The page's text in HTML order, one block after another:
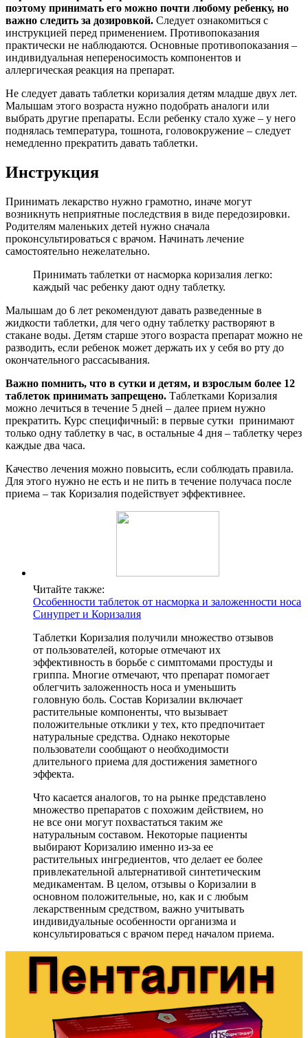
поэтому принимать его можно почти любому ребенку, но
важно следить за дозировкой. Следует ознакомиться с
инструкцией перед применением. Противопоказания
практически не наблюдаются. Основные противопоказания –
индивидуальная непереносимость компонентов и
аллергическая реакция на препарат.
Не следует давать таблетки коризалия детям младше двух лет.
Малышам этого возраста нужно подобрать аналоги или
выбрать другие препараты. Если ребенку стало хуже – у него
поднялась температура, тошнота, головокружение – следует
немедленно прекратить давать таблетки.
Инструкция
Принимать лекарство нужно грамотно, иначе могут
возникнуть неприятные последствия в виде передозировки.
Родителям маленьких детей нужно сначала
проконсультироваться с врачом. Начинать лечение
самостоятельно нежелательно.
Принимать таблетки от насморка коризалия легко:
каждый час ребенку дают одну таблетку.
Малышам до 6 лет рекомендуют давать разведенные в
жидкости таблетки, для чего одну таблетку растворяют в
стакане воды. Детям старше этого возраста препарат можно не
разводить, если ребенок может держать их у себя во рту до
окончательного рассасывания.
Важно помнить, что в сутки и детям, и взрослым более 12
таблеток принимать запрещено. Таблетками Коризалия
можно лечиться в течение 5 дней – далее прием нужно
прекратить. Курс специфичный: в первые сутки принимают
только одну таблетку в час, в остальные 4 дня – таблетку через
каждые два часа.
Качество лечения можно повысить, если соблюдать правила.
Для этого нужно не есть и не пить в течение получаса после
приема – так Коризалия подействует эффективнее.
Читайте также:
Особенности таблеток от насморка и заложенности носа
Синупрет и Коризалия
Таблетки Коризалия получили множество отзывов
от пользователей, которые отмечают их
эффективность в борьбе с симптомами простуды и
гриппа. Многие отмечают, что препарат помогает
облегчить заложенность носа и уменьшить
головную боль. Состав Коризалии включает
растительные компоненты, что вызывает
положительные отклики у тех, кто предпочитает
натуральные средства. Однако некоторые
пользователи сообщают о необходимости
длительного приема для достижения заметного
эффекта.
Что касается аналогов, то на рынке представлено
множество препаратов с похожим действием, но
не все они могут похвастаться таким же
натуральным составом. Некоторые пациенты
выбирают Коризалию именно из-за ее
растительных ингредиентов, что делает ее более
привлекательной альтернативой синтетическим
медикаментам. В целом, отзывы о Коризалии в
основном положительные, но, как и с любым
лекарственным средством, важно учитывать
индивидуальные особенности организма и
консультироваться с врачом перед началом приема.